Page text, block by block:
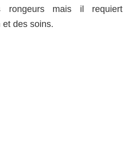
rongeurs mais il requiert
et des soins.